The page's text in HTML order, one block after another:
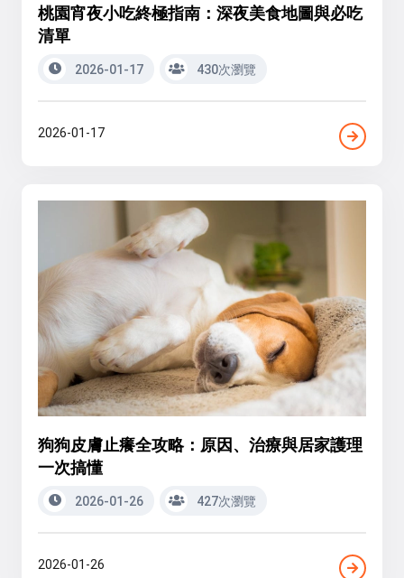
桃園宵夜小吃終極指南：深夜美食地圖與必吃
清單
2026-01-17 430次瀏覽
2026-01-17
狗狗皮膚止癢全攻略：原因、治療與居家護理
一次搞懂
2026-01-26 427次瀏覽
2026-01-26